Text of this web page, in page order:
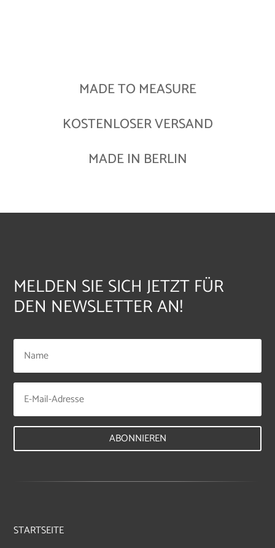
MADE TO MEASURE
KOSTENLOSER VERSAND
MADE IN BERLIN
MELDEN SIE SICH JETZT FÜR
DEN NEWSLETTER AN!
ABONNIEREN
STARTSEITE